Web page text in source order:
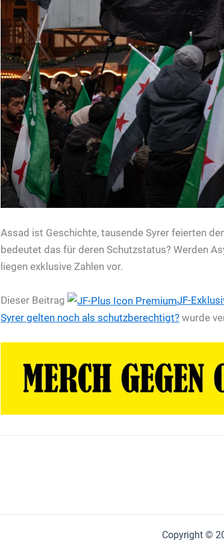
Assad ist Geschichte, tausende Syrer feierten
bedeutet das für deren Schutzstatus? Werden
liegen exklusive Zahlen vor.
Dieser Beitrag JF-
Syrer gelten noch als schutzberechtigt? wurde
Copyright ©